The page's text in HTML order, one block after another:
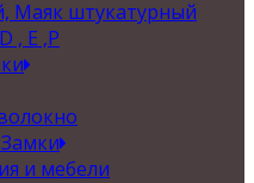
Маяк штукатурный
, Е ,P
и мебели